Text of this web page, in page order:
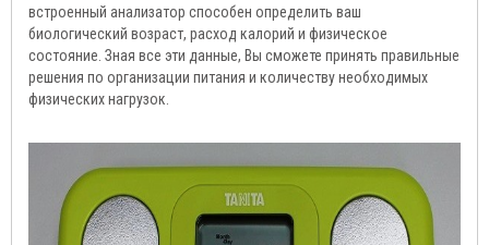
встроенный анализатор способен определить ваш
биологический возраст, расход калорий и физическое
состояние. Зная все эти данные, Вы сможете принять правильные
решения по организации питания и количеству необходимых
физических нагрузок.